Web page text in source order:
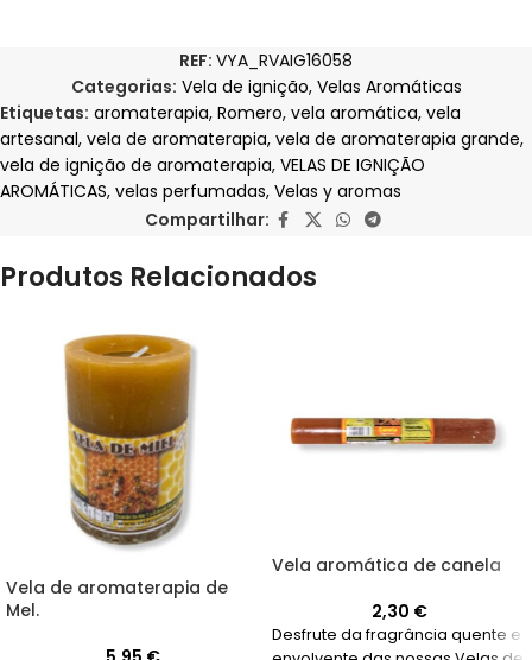
REF: VYA_RVAIG16058
Categorias: Vela de ignição, Velas Aromáticas
Etiquetas: aromaterapia, Romero, vela aromática, vela
artesanal, vela de aromaterapia, vela de aromaterapia grande,
vela de ignição de aromaterapia, VELAS DE IGNIÇÃO
AROMÁTICAS, velas perfumadas, Velas y aromas
Compartilhar:
Produtos Relacionados
Vela de aromaterapia de
Mel.
Vela aromática de canela
2,30 €
Desfrute da fragrância quente e